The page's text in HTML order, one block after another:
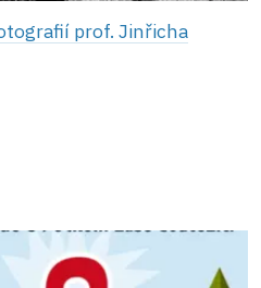
prof. Jinřicha